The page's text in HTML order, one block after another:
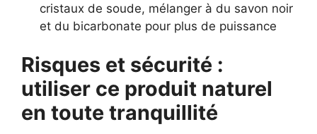
cristaux de soude, mélanger à du savon noir
et du bicarbonate pour plus de puissance
Risques et sécurité :
utiliser ce produit naturel
en toute tranquillité